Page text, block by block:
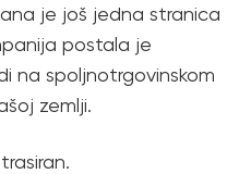
je još jedna stranica
postala je
na spoljnotrgovinskom
zemlji.